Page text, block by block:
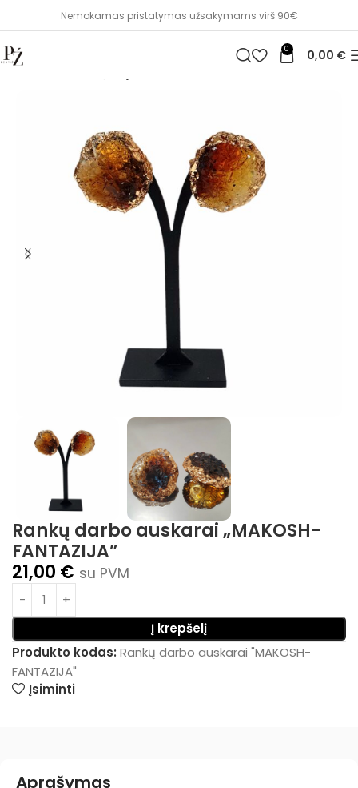
Nemokamas pristatymas užsakymams virš 90€
0 0,00 €
Rankų darbo auskarai „MAKOSH-
FANTAZIJA”
21,00 € su PVM
Į krepšelį
Produkto kodas: Rankų darbo auskarai "MAKOSH-
FANTAZIJA"
Įsiminti
Aprašymas